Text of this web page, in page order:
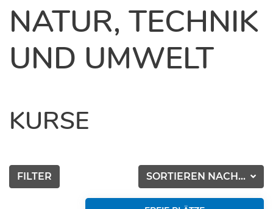
NATUR, TECHNIK
UND UMWELT
KURSE
SORTIEREN NACH...
FILTER